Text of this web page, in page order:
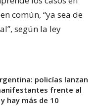
común, “ya sea de
según la ley
policías lanzan
frente al
hay más de 10